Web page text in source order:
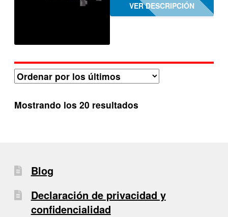
VER DESCRIPCIÓN
Mostrando los 20 resultados
Blog
Declaración de privacidad y
confidencialidad